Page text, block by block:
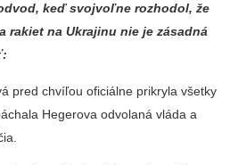
keď svojvoľne rozhodol, že
rakiet na Ukrajinu nie je zásadná
pred chvíľou oficiálne prikryla všetky
Hegerova odvolaná vláda a